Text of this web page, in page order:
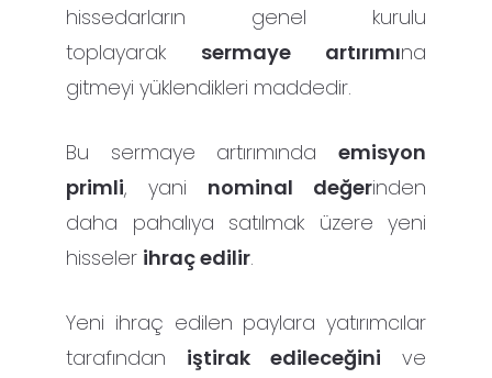
hissedarların genel kurulu
toplayarak sermaye artırımına
gitmeyi yüklendikleri maddedir.
Bu sermaye artırımında emisyon
primli, yani nominal değerinden
daha pahalıya satılmak üzere yeni
hisseler ihraç edilir.
Yeni ihraç edilen paylara yatırımcılar
tarafından iştirak edileceğini ve